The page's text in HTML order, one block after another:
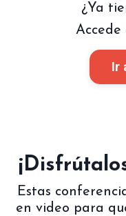
¿Ya
Accede
Ir
Estas
en video para